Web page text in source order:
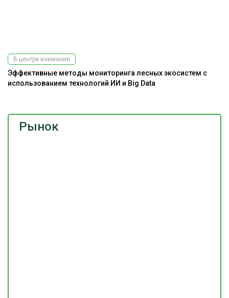
Рынок
В центре внимания
Эффективные методы мониторинга лесных экосистем с
использованием технологий ИИ и Big Data